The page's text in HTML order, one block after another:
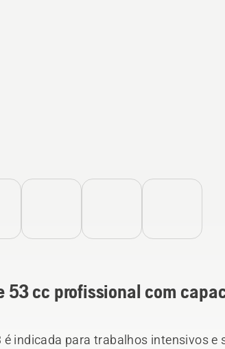
53 cc profissional com
indicada para trabalhos intensivos e